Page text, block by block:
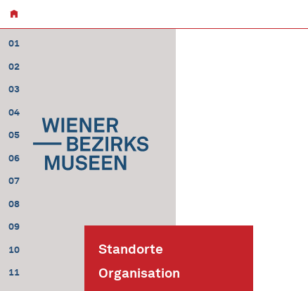
01
02
03
04
05
06
07
08
09
10
11
Standorte
Organisation